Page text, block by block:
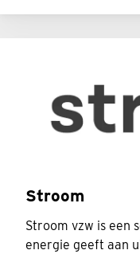
Stroom
Stroom vzw is een
energie geeft aan